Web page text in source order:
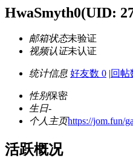
HwaSmyth0(UID:
邮箱状态未验证
视频认证未认证
统计信息 好友数 0 |回帖
性别保密
生日-
个人主页https://jom.fun/
活跃概况